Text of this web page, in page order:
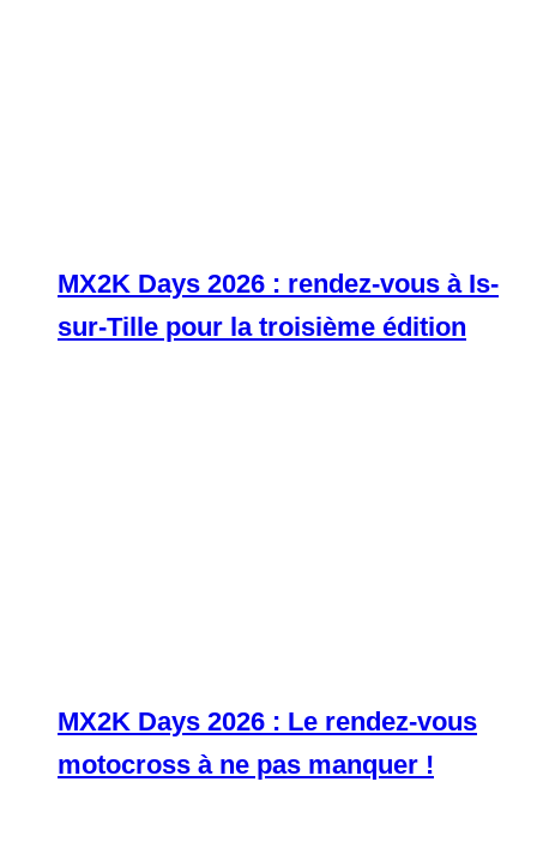
MX2K Days 2026 : rendez-vous à Is-
sur-Tille pour la troisième édition
MX2K Days 2026 : Le rendez-vous
motocross à ne pas manquer !